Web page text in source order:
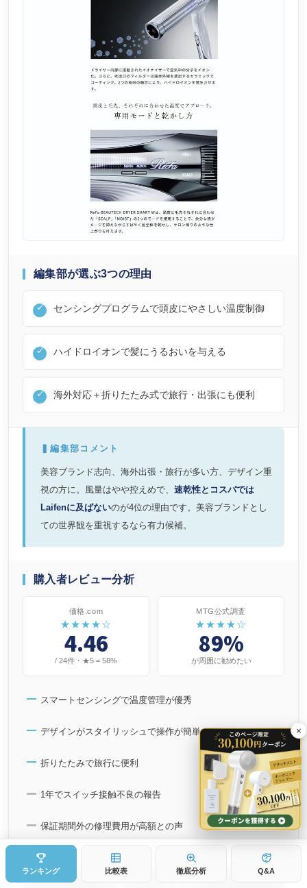
ランキング 比較表 徹底分析 Q&A
編集部が選ぶ3つの理由
センシングプログラムで頭皮にやさしい温度制御
ハイドロイオンで髪にうるおいを与える
海外対応＋折りたたみ式で旅行・出張にも便利
▍編集部コメント
美容ブランド志向、海外出張・旅行が多い方、デザイン重
視の方に。風量はやや控えめで、 速乾性とコスパでは
Laifenに及ばないのが4位の理由です。美容ブランドとし
ての世界観を重視するなら有力候補。
購入者レビュー分析
価格.com
★★★★☆
4.46
/ 24件・★5 = 58%
MTG公式調査
★★★★☆
89%
が周囲に勧めたい
スマートセンシングで温度管理が優秀
デザインがスタイリッシュで操作が簡単
折りたたみで旅行に便利
1年でスイッチ接触不良の報告
保証期間外の修理費用が高額との声
×